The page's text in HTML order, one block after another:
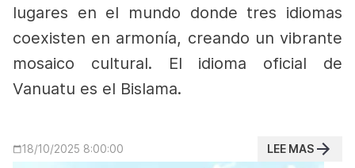
lugares en el mundo donde tres idiomas
coexisten en armonía, creando un vibrante
mosaico cultural. El idioma oficial de
Vanuatu es el Bislama.
18/10/2025 8:00:00 LEE MAS